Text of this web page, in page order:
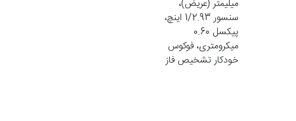
میلیمتر (عریض)،
سنسور 1/2.93 اینچ،
پیکسل 0.60
میکرومتری، فوکوس
خودکار تشخیص فاز